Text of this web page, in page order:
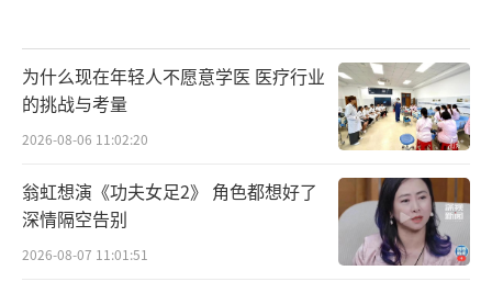
为什么现在年轻人不愿意学医 医疗行业
的挑战与考量
2026-08-06 11:02:20
翁虹想演《功夫女足2》 角色都想好了
深情隔空告别
2026-08-07 11:01:51